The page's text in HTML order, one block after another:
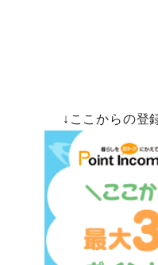
↓ここからの登